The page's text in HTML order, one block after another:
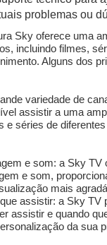
problemas ou
Sky oferece uma
incluindo filmes,
Alguns dos
variedade de
assistir a uma
e séries de
e som: a Sky TV
e som,
mais
assistir: a Sky TV
assistir e quando
da sua